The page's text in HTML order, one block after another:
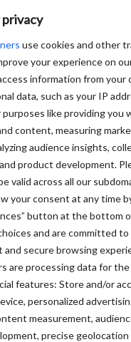
use cookies and other
your experience on
information from your
data, such as your IP
like providing you
content, measuring
audience insights,
product development.
valid across all our
your consent at any time
button at the bottom
and are committed to
secure browsing
are processing data for
features: Store and/or
personalized
measurement,
precise geolocation
en een
de kwaliteit van de